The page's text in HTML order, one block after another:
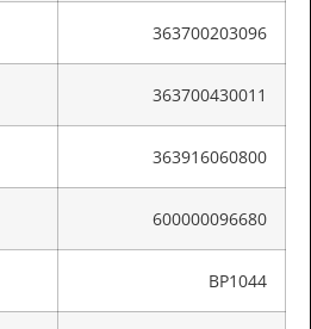
363700203096
363700430011
363916060800
600000096680
BP1044